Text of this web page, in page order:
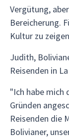
Vergütung,
Bereicherung.
Kultur zu
Judith,
Reisenden in
"Ich habe mich
Gründen
Reisenden die
Bolivianer,